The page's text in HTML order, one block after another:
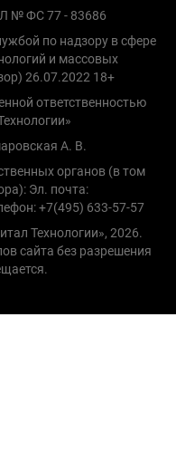
№ ФС 77 - 83686
по надзору в сфере
и массовых
26.07.2022 18+
ответственностью
А. В.
органов (в том
Эл. почта:
+7(495) 633-57-57
Технологии», 2026.
сайта без разрешения